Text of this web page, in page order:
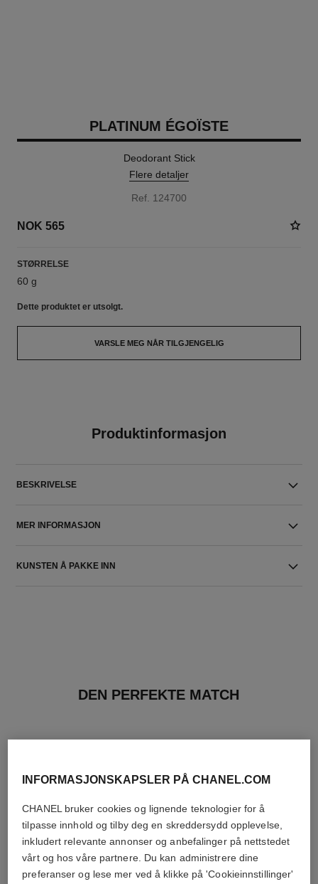
PLATINUM ÉGOÏSTE
Deodorant Stick
Flere detaljer
Ref. 124700
NOK 565
STØRRELSE
60 g
Dette produktet er utsolgt.
VARSLE MEG NÅR TILGJENGELIG
Produktinformasjon
BESKRIVELSE
MER INFORMASJON
KUNSTEN Å PAKKE INN
DEN PERFEKTE MATCH
INFORMASJONSKAPSLER PÅ CHANEL.COM
CHANEL bruker cookies og lignende teknologier for å
tilpasse innhold og tilby deg en skreddersydd opplevelse,
inkludert relevante annonser og anbefalinger på nettstedet
vårt og hos våre partnere. Du kan administrere dine
preferanser og lese mer ved å klikke på 'Cookieinnstillinger'